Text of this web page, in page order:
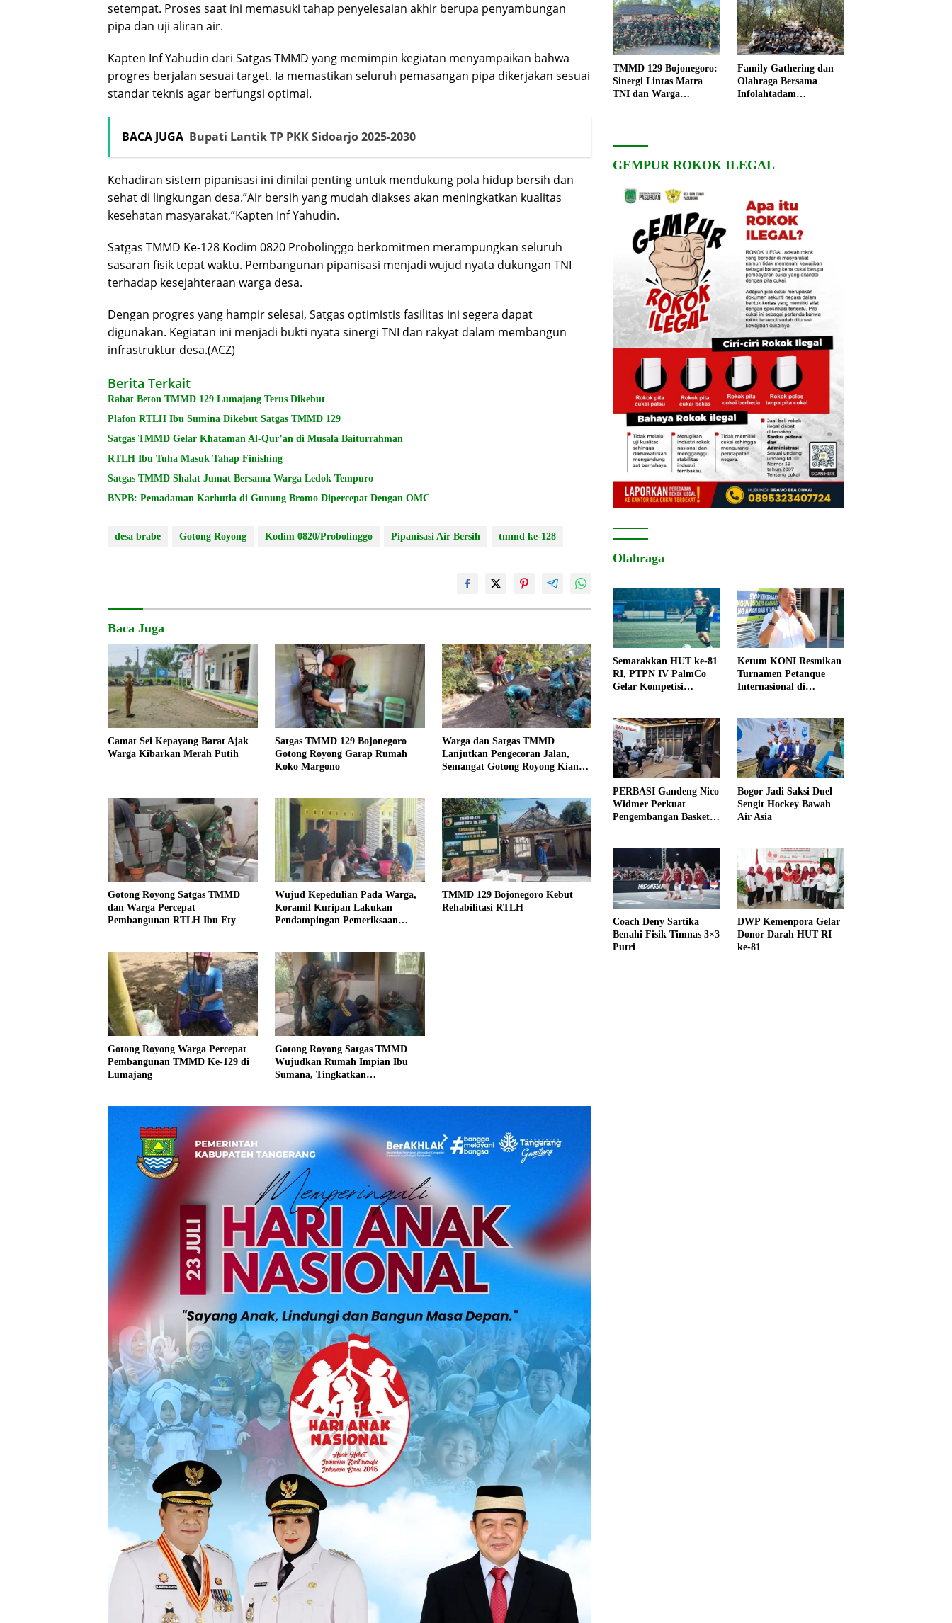
setempat. Proses saat ini memasuki tahap penyelesaian akhir berupa penyambungan
pipa dan uji aliran air.
Kapten Inf Yahudin dari Satgas TMMD yang memimpin kegiatan menyampaikan bahwa
progres berjalan sesuai target. Ia memastikan seluruh pemasangan pipa dikerjakan sesuai
standar teknis agar berfungsi optimal.
BACA JUGA Bupati Lantik TP PKK Sidoarjo 2025-2030
Kehadiran sistem pipanisasi ini dinilai penting untuk mendukung pola hidup bersih dan
sehat di lingkungan desa.”Air bersih yang mudah diakses akan meningkatkan kualitas
kesehatan masyarakat,”Kapten Inf Yahudin.
Satgas TMMD Ke-128 Kodim 0820 Probolinggo berkomitmen merampungkan seluruh
sasaran fisik tepat waktu. Pembangunan pipanisasi menjadi wujud nyata dukungan TNI
terhadap kesejahteraan warga desa.
Dengan progres yang hampir selesai, Satgas optimistis fasilitas ini segera dapat
digunakan. Kegiatan ini menjadi bukti nyata sinergi TNI dan rakyat dalam membangun
infrastruktur desa.(ACZ)
Berita Terkait
Rabat Beton TMMD 129 Lumajang Terus Dikebut
Plafon RTLH Ibu Sumina Dikebut Satgas TMMD 129
Satgas TMMD Gelar Khataman Al-Qur’an di Musala Baiturrahman
RTLH Ibu Tuha Masuk Tahap Finishing
Satgas TMMD Shalat Jumat Bersama Warga Ledok Tempuro
BNPB: Pemadaman Karhutla di Gunung Bromo Dipercepat Dengan OMC
desa brabe Gotong Royong Kodim 0820/Probolinggo Pipanisasi Air Bersih tmmd ke-128
Baca Juga
Camat Sei Kepayang Barat Ajak
Warga Kibarkan Merah Putih
Satgas TMMD 129 Bojonegoro
Gotong Royong Garap Rumah
Koko Margono
Warga dan Satgas TMMD
Lanjutkan Pengecoran Jalan,
Semangat Gotong Royong Kian
Gotong Royong Satgas TMMD
dan Warga Percepat
Pembangunan RTLH Ibu Ety
Wujud Kepedulian Pada Warga,
Koramil Kuripan Lakukan
Pendampingan Pemeriksaan
TMMD 129 Bojonegoro Kebut
Rehabilitasi RTLH
Gotong Royong Warga Percepat
Pembangunan TMMD Ke-129 di
Lumajang
Gotong Royong Satgas TMMD
Wujudkan Rumah Impian Ibu
Sumana, Tingkatkan
TMMD 129 Bojonegoro:
Sinergi Lintas Matra
TNI dan Warga
Family Gathering dan
Olahraga Bersama
Infolahtadam
GEMPUR ROKOK ILEGAL
Olahraga
Semarakkan HUT ke-81
RI, PTPN IV PalmCo
Gelar Kompetisi
Ketum KONI Resmikan
Turnamen Petanque
Internasional di
PERBASI Gandeng Nico
Widmer Perkuat
Pengembangan Basket
Bogor Jadi Saksi Duel
Sengit Hockey Bawah
Air Asia
Coach Deny Sartika
Benahi Fisik Timnas 3×3
Putri
DWP Kemenpora Gelar
Donor Darah HUT RI
ke-81